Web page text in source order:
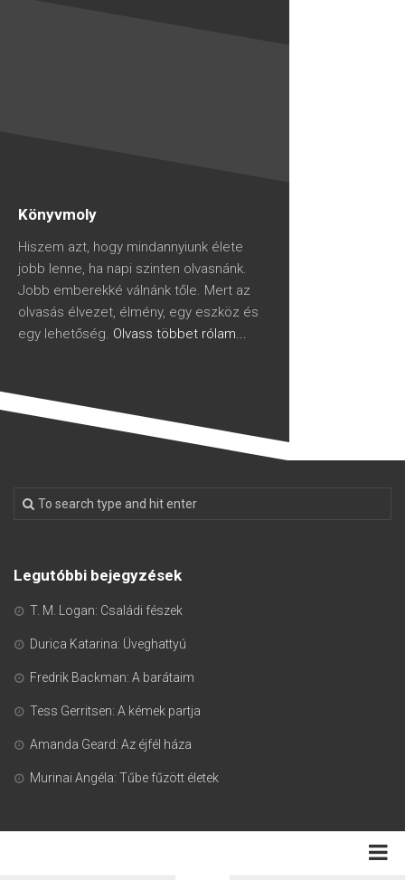
Könyvmoly
Hiszem azt, hogy mindannyiunk élete
jobb lenne, ha napi szinten olvasnánk.
Jobb emberekké válnánk tőle. Mert az
olvasás élvezet, élmény, egy eszköz és
egy lehetőség. Olvass többet rólam...
Legutóbbi bejegyzések
T. M. Logan: Családi fészek
Durica Katarina: Üveghattyú
Fredrik Backman: A barátaim
Tess Gerritsen: A kémek partja
Amanda Geard: Az éjfél háza
Murinai Angéla: Tűbe fűzött életek